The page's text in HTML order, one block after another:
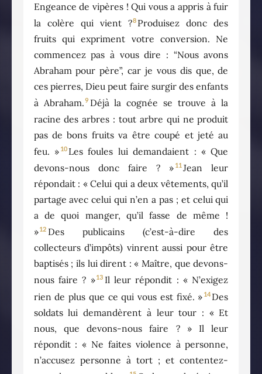
Engeance de vipères ! Qui vous a appris à fuir
la colère qui vient ?8 Produisez donc des
fruits qui expriment votre conversion. Ne
commencez pas à vous dire : “Nous avons
Abraham pour père”, car je vous dis que, de
ces pierres, Dieu peut faire surgir des enfants
à Abraham.9 Déjà la cognée se trouve à la
racine des arbres : tout arbre qui ne produit
pas de bons fruits va être coupé et jeté au
feu. » 10 Les foules lui demandaient : « Que
devons-nous donc faire ? » 11 Jean leur
répondait : « Celui qui a deux vêtements, qu’il
partage avec celui qui n’en a pas ; et celui qui
a de quoi manger, qu’il fasse de même !
»12 Des publicains (c’est-à-dire des
collecteurs d’impôts) vinrent aussi pour être
baptisés ; ils lui dirent : « Maître, que devons-
nous faire ? »13 Il leur répondit : « N’exigez
rien de plus que ce qui vous est fixé. » 14 Des
soldats lui demandèrent à leur tour : « Et
nous, que devons-nous faire ? » Il leur
répondit : « Ne faites violence à personne,
n’accusez personne à tort ; et contentez-